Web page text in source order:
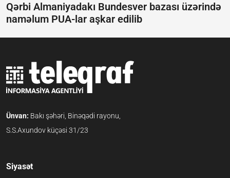
Qərbi Almaniyadakı Bundesver bazası üzərində
naməlum PUA-lar aşkar edilib
Ünvan: Bakı şəhəri, Binəqədi rayonu,
S.S.Axundov küçəsi 31/23
Siyasət